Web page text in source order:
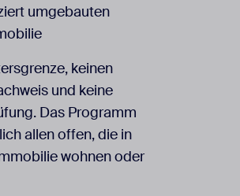
umgebauten
keinen
und keine
Das Programm
allen offen, die in
wohnen oder